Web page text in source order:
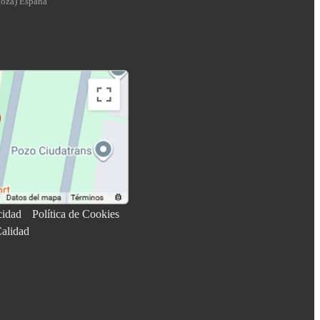
Política de Cookies